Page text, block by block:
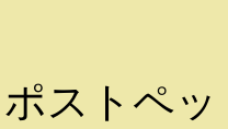
ストペ